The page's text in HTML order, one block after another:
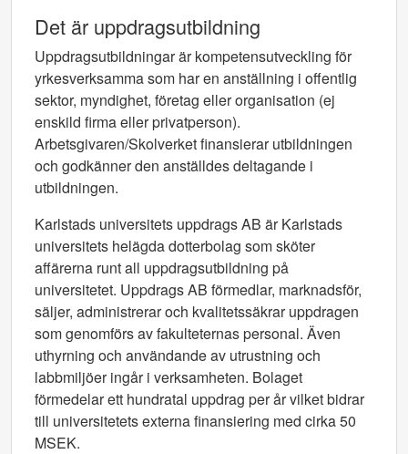
Det är uppdragsutbildning
Uppdragsutbildningar är kompetensutveckling för
yrkesverksamma som har en anställning i offentlig
sektor, myndighet, företag eller organisation (ej
enskild firma eller privatperson).
Arbetsgivaren/Skolverket finansierar utbildningen
och godkänner den anställdes deltagande i
utbildningen.
Karlstads universitets uppdrags AB är Karlstads
universitets helägda dotterbolag som sköter
affärerna runt all uppdragsutbildning på
universitetet. Uppdrags AB förmedlar, marknadsför,
säljer, administrerar och kvalitetssäkrar uppdragen
som genomförs av fakulteternas personal. Även
uthyrning och användande av utrustning och
labbmiljöer ingår i verksamheten. Bolaget
förmedelar ett hundratal uppdrag per år vilket bidrar
till universitetets externa finansiering med cirka 50
MSEK.